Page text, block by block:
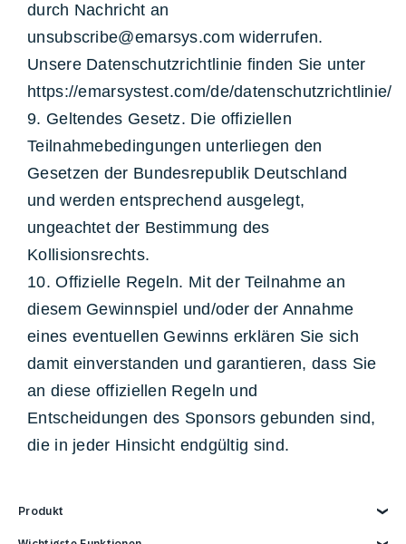
durch Nachricht an
unsubscribe@emarsys.com widerrufen.
Unsere Datenschutzrichtlinie finden Sie unter
https://emarsystest.com/de/datenschutzrichtlinie/
9. Geltendes Gesetz. Die offiziellen
Teilnahmebedingungen unterliegen den
Gesetzen der Bundesrepublik Deutschland
und werden entsprechend ausgelegt,
ungeachtet der Bestimmung des
Kollisionsrechts.
10. Offizielle Regeln. Mit der Teilnahme an
diesem Gewinnspiel und/oder der Annahme
eines eventuellen Gewinns erklären Sie sich
damit einverstanden und garantieren, dass Sie
an diese offiziellen Regeln und
Entscheidungen des Sponsors gebunden sind,
die in jeder Hinsicht endgültig sind.
Produkt